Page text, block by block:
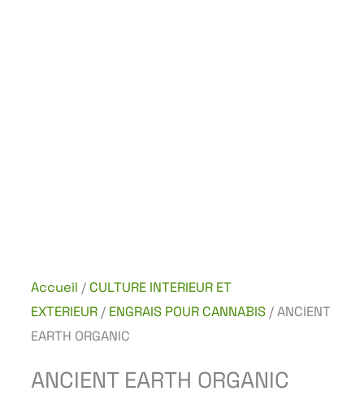
Accueil / CULTURE INTERIEUR ET
EXTERIEUR / ENGRAIS POUR CANNABIS / ANCIENT
EARTH ORGANIC
ANCIENT EARTH ORGANIC